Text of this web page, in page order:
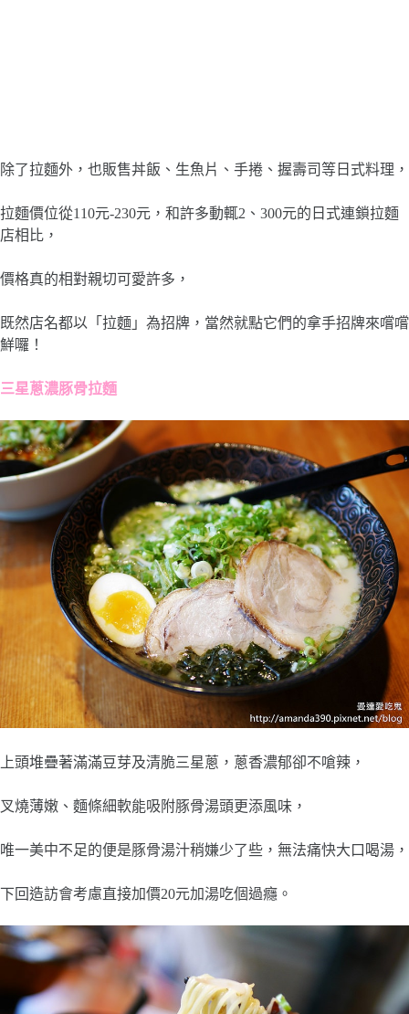
除了拉麵外，也販售丼飯、生魚片、手捲、握壽司等日式料理，
拉麵價位從110元-230元，和許多動輒2、300元的日式連鎖拉麵
店相比，
價格真的相對親切可愛許多，
既然店名都以「拉麵」為招牌，當然就點它們的拿手招牌來嚐嚐
鮮囉！
三星蔥濃豚骨拉麵
上頭堆疊著滿滿豆芽及清脆三星蔥，蔥香濃郁卻不嗆辣，
叉燒薄嫩、麵條細軟能吸附豚骨湯頭更添風味，
唯一美中不足的便是豚骨湯汁稍嫌少了些，無法痛快大口喝湯，
下回造訪會考慮直接加價20元加湯吃個過癮。